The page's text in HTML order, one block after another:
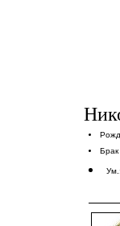
Брак